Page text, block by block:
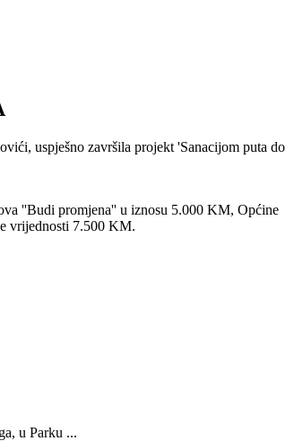
uspješno završila projekt 'Sanacijom puta do
''Budi promjena'' u iznosu 5.000 KM, Općine
vrijednosti 7.500 KM.
u Parku ...